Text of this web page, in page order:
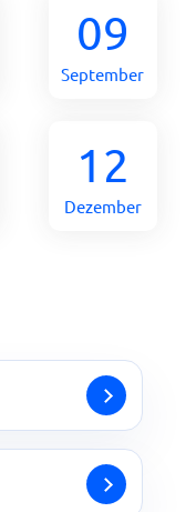
09
September
12
Dezember